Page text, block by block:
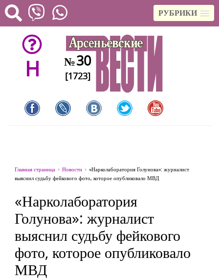
РУБРИКИ
H №30
[1723]
Главная страница Новости
«Нарколаборатория Голунова»: журналист
выяснил судьбу фейкового фото, которое опубликовало МВД
«Нарколаборатория
Голунова»: журналист
выяснил судьбу фейкового
фото, которое опубликовало
МВД